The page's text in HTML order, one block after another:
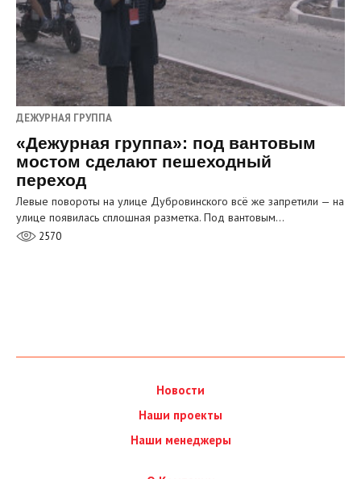
ДЕЖУРНАЯ ГРУППА
«Дежурная группа»: под вантовым
мостом сделают пешеходный
переход
Левые повороты на улице Дубровинского всё же запретили — на
улице появилась сплошная разметка. Под вантовым…
2570
Новости
Наши проекты
Наши менеджеры